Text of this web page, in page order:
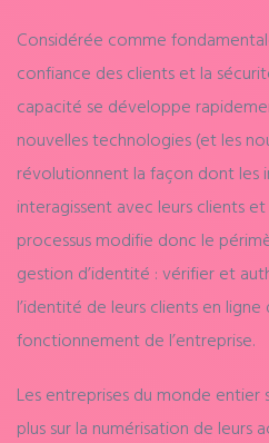
Considérée comme
confiance des clients et la
capacité se développe
nouvelles technologies (et les
révolutionnent la façon dont les
interagissent avec leurs clients
processus modifie donc le
gestion d’identité : vérifier et
l’identité de leurs clients en
fonctionnement de l’entreprise.
Les entreprises du monde
plus sur la numérisation de leurs